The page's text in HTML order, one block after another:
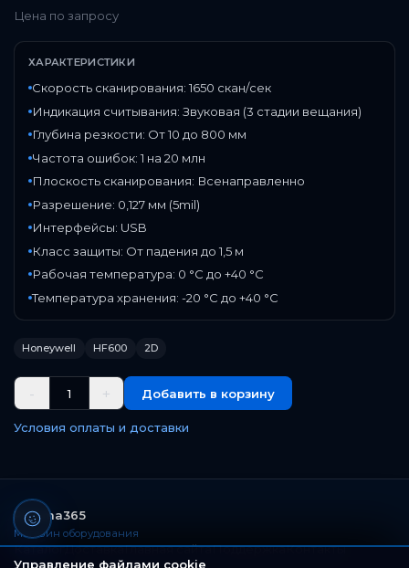
Цена по запросу
ХАРАКТЕРИСТИКИ
Скорость сканирования: 1650 скан/сек
Индикация считывания: Звуковая (3 стадии вещания)
Глубина резкости: От 10 до 800 мм
Частота ошибок: 1 на 20 млн
Плоскость сканирования: Всенаправленно
Разрешение: 0,127 мм (5mil)
Интерфейсы: USB
Класс защиты: От падения до 1,5 м
Рабочая температура: 0 °C до +40 °C
Температура хранения: -20 °C до +40 °C
Honeywell HF600 2D
- 1 + Добавить в корзину
Условия оплаты и доставки
Paloma365
Магазин оборудования
КаталогДоставкаГлавная сайтаПоддержкаКонтакты
Управление файлами cookie